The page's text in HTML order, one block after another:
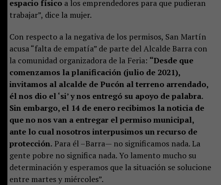
espacio físicoa los emprendedores para que pudieran
trabajar”, dice la mujer.
Con respecto a la negativa de los permisos, San Martín
acusa “falta de empatía” de parte del Alcalde Barra con
la comunidad organizadora de la Feria: “Desde que
comenzamos la planificación (julio de 2021),
invitamos al alcalde de Pucón al terreno arrendado,
él nos dio el ‘si’ y nos entregó su apoyo de palabra.
Sin embargo, el 14 de enero recibimos la noticia de
que no nos van a entregar el permiso municipal,
ante lo cual nosotros interpusimos un recurso de
protección.Para él –Barra— no significamos nada. La
gente pobre no significa nada. Yo lamento mucho su
determinación y esperamos que la situación se solucione
entre martes y miércoles”.